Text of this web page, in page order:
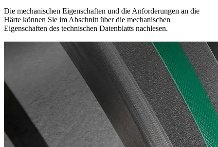
Die mechanischen Eigenschaften und die Anforderungen an die
Härte können Sie im Abschnitt über die mechanischen
Eigenschaften des technischen Datenblatts nachlesen.